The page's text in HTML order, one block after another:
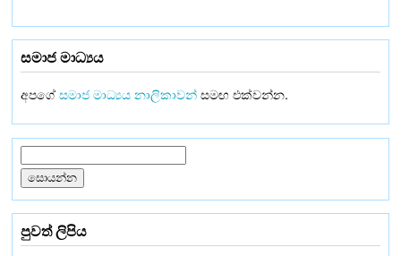
සමාජ මාධ්‍යය
අපගේසමාජ මාධ්‍යය නාලිකාවන්සමඟ එක්වන්න.
පුවත් ලිපිය